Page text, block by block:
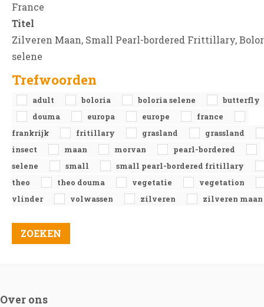
France
Titel
Zilveren Maan, Small Pearl-bordered Frittillary,
selene
Trefwoorden
adult boloria boloria selene
butterfly
douma
europa europe
france
frankrijk
fritillary grasland
grassland
insect
maan morvan
pearl-bordered
selene
small
small pearl-bordered fritillary
theo
theo douma vegetatie
vegetation
vlinder
volwassen zilveren zilveren maan
Over ons